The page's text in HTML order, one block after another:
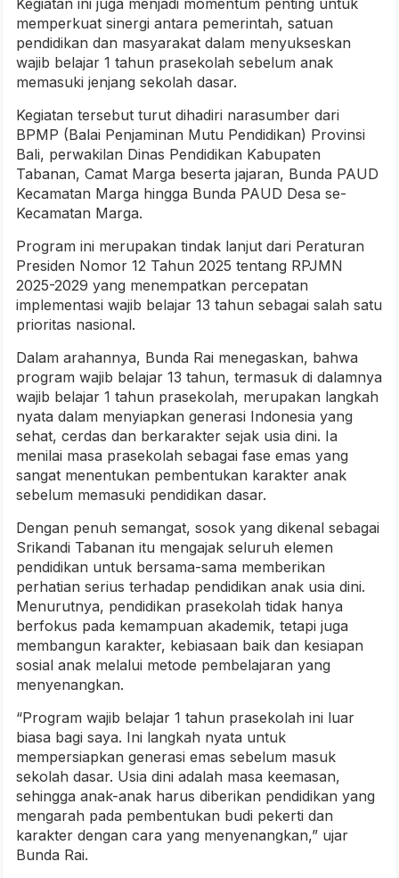
Kegiatan ini juga menjadi momentum penting untuk
memperkuat sinergi antara pemerintah, satuan
pendidikan dan masyarakat dalam menyukseskan
wajib belajar 1 tahun prasekolah sebelum anak
memasuki jenjang sekolah dasar.
Kegiatan tersebut turut dihadiri narasumber dari
BPMP (Balai Penjaminan Mutu Pendidikan) Provinsi
Bali, perwakilan Dinas Pendidikan Kabupaten
Tabanan, Camat Marga beserta jajaran, Bunda PAUD
Kecamatan Marga hingga Bunda PAUD Desa se-
Kecamatan Marga.
Program ini merupakan tindak lanjut dari Peraturan
Presiden Nomor 12 Tahun 2025 tentang RPJMN
2025-2029 yang menempatkan percepatan
implementasi wajib belajar 13 tahun sebagai salah satu
prioritas nasional.
Dalam arahannya, Bunda Rai menegaskan, bahwa
program wajib belajar 13 tahun, termasuk di dalamnya
wajib belajar 1 tahun prasekolah, merupakan langkah
nyata dalam menyiapkan generasi Indonesia yang
sehat, cerdas dan berkarakter sejak usia dini. Ia
menilai masa prasekolah sebagai fase emas yang
sangat menentukan pembentukan karakter anak
sebelum memasuki pendidikan dasar.
Dengan penuh semangat, sosok yang dikenal sebagai
Srikandi Tabanan itu mengajak seluruh elemen
pendidikan untuk bersama-sama memberikan
perhatian serius terhadap pendidikan anak usia dini.
Menurutnya, pendidikan prasekolah tidak hanya
berfokus pada kemampuan akademik, tetapi juga
membangun karakter, kebiasaan baik dan kesiapan
sosial anak melalui metode pembelajaran yang
menyenangkan.
“Program wajib belajar 1 tahun prasekolah ini luar
biasa bagi saya. Ini langkah nyata untuk
mempersiapkan generasi emas sebelum masuk
sekolah dasar. Usia dini adalah masa keemasan,
sehingga anak-anak harus diberikan pendidikan yang
mengarah pada pembentukan budi pekerti dan
karakter dengan cara yang menyenangkan,” ujar
Bunda Rai.